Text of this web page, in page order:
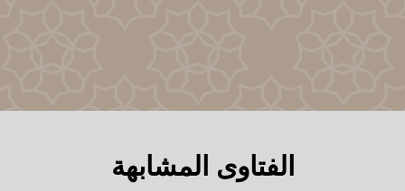
الفتاوى المشابهة